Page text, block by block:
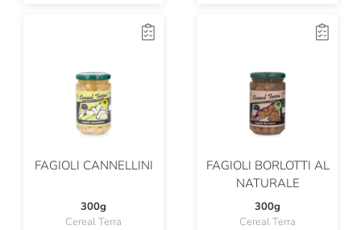
FAGIOLI CANNELLINI
300g
Cereal Terra
FAGIOLI BORLOTTI AL
NATURALE
300g
Cereal Terra